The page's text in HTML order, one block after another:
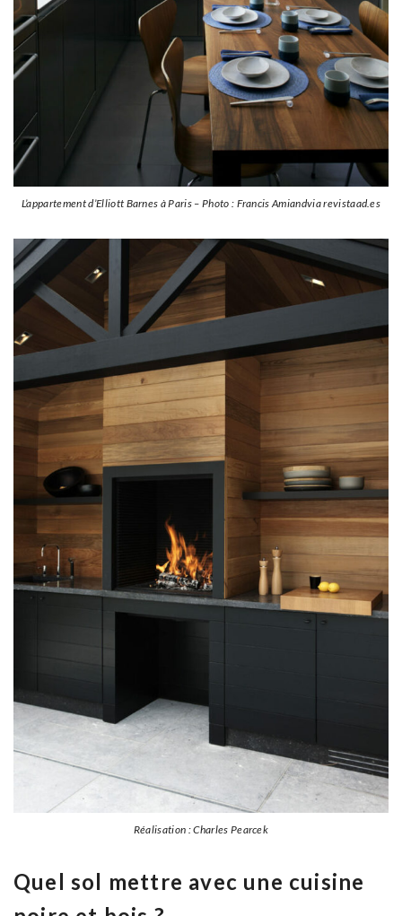
L’appartement d’Elliott Barnes à Paris – Photo : Francis Amiandvia revistaad.es
Réalisation : Charles Pearcek
Quel sol mettre avec une cuisine